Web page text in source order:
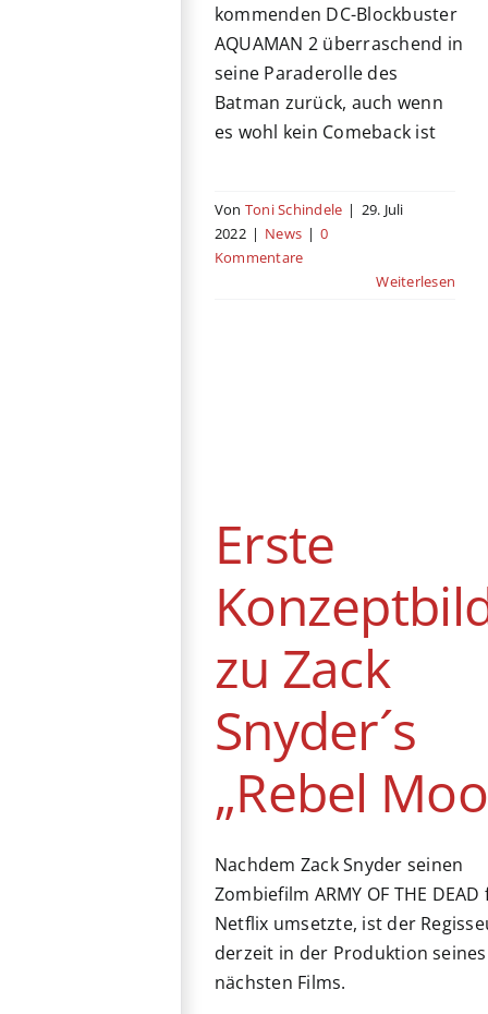
kommenden DC-Blockbuster
AQUAMAN 2 überraschend in
seine Paraderolle des
Batman zurück, auch wenn
es wohl kein Comeback ist
Von Toni Schindele | 29. Juli
2022 | News | 0
Kommentare
Weiterlesen
Erste
zu Zack
Snyder´s
„Rebel
Nachdem Zack Snyder seinen
Zombiefilm ARMY OF THE DEAD
Netflix umsetzte, ist der
derzeit in der Produktion seines
nächsten Films.